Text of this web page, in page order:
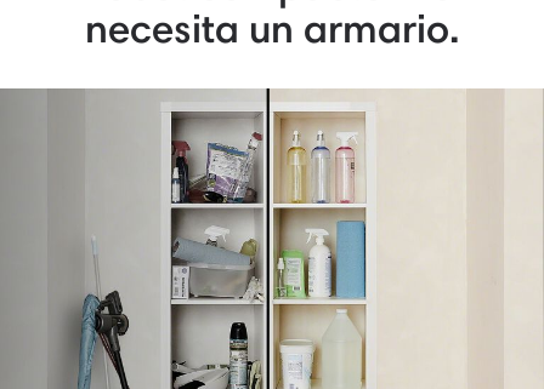
necesita un armario.